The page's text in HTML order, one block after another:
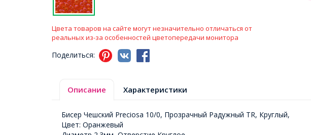
Цвета товаров на сайте могут незначительно отличаться от
реальных из-за особенностей цветопередачи монитора
Поделиться:
Описание Характеристики
Бисер Чешский Preciosa 10/0, Прозрачный Радужный TR, Круглый,
Цвет: Оранжевый